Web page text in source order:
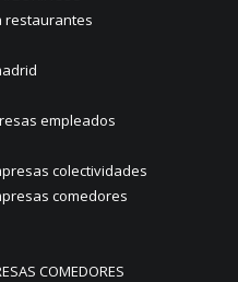
restaurantes
empleados
colectividades
comedores
COMEDORES